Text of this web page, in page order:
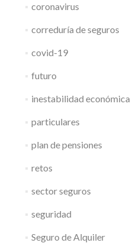
coronavirus
correduría de seguros
covid-19
futuro
inestabilidad económica
particulares
plan de pensiones
retos
sector seguros
seguridad
Seguro de Alquiler